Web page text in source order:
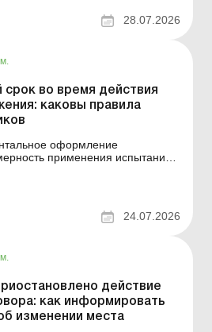
с ней и безотлагательно (в
дней) информировать
28.07.2026
срок во время действия
каковы правила
оформление
применения испытаний
Установление
в мирное и военное время
премию работнику в период
дей...
24.07.2026
действие
как информировать
изменении места